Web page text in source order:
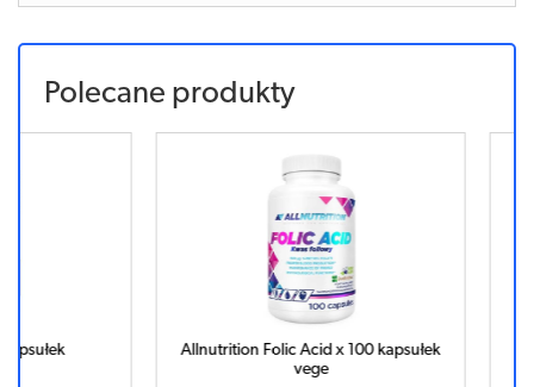
Polecane produkty
Allnutrition Folic Acid x 100 kapsułek